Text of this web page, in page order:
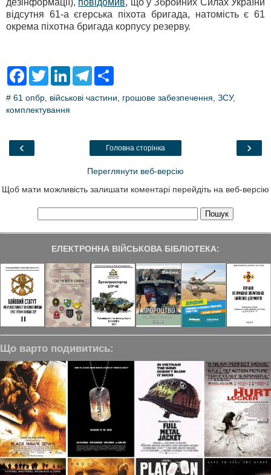
відсутня 61-а єгерська піхота бригада, натомість є 61
окрема піхотна бригада корпусу резерву.
F
e
b
k
T
t
t
L
k
T
e
m
r
# 61 опбр, військові частини, грошове забезпечення, ЗСУ,
комплектування
‹ ›
Головна сторінка
Переглянути веб-версію
Щоб мати можливість залишати коментарі перейдіть на веб-версію
ЕЛЕКТРОННА ВІЙСЬКОВА БІБЛІОТЕКА:
Що варто подивитись: